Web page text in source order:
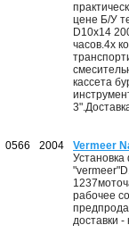
цене Б/У
D10x14
часов.4х
кассета
0566 2004
Vermeer
рабочее
доставки -